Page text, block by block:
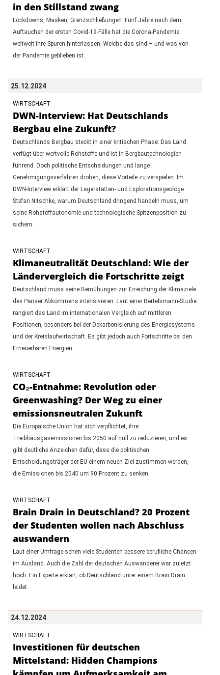
in den Stillstand zwang
Lockdowns, Masken, Grenzschließungen: Fünf Jahre nach dem
Auftauchen der ersten Covid-19-Fälle hat die Corona-Pandemie
weltweit ihre Spuren hinterlassen. Welche das sind – und was von
der Pandemie geblieben ist.
25.12.2024
WIRTSCHAFT
DWN-Interview: Hat Deutschlands
Bergbau eine Zukunft?
Deutschlands Bergbau steckt in einer kritischen Phase: Das Land
verfügt über wertvolle Rohstoffe und ist in Bergbautechnologien
führend. Doch politische Entscheidungen und lange
Genehmigungsverfahren drohen, diese Vorteile zu verspielen. Im
DWN-Interview erklärt der Lagerstätten- und Explorationsgeologe
Stefan Nitschke, warum Deutschland dringend handeln muss, um
seine Rohstoffautonomie und technologische Spitzenposition zu
sichern.
WIRTSCHAFT
Klimaneutralität Deutschland: Wie der
Ländervergleich die Fortschritte zeigt
Deutschland muss seine Bemühungen zur Erreichung der Klimaziele
des Pariser Abkommens intensivieren. Laut einer Bertelsmann-Studie
rangiert das Land im internationalen Vergleich auf mittleren
Positionen, besonders bei der Dekarbonisierung des Energiesystems
und der Kreislaufwirtschaft. Es gibt jedoch auch Fortschritte bei den
Erneuerbaren Energien.
WIRTSCHAFT
CO₂-Entnahme: Revolution oder
Greenwashing? Der Weg zu einer
emissionsneutralen Zukunft
Die Europäische Union hat sich verpflichtet, ihre
Treibhausgasemissionen bis 2050 auf null zu reduzieren, und es
gibt deutliche Anzeichen dafür, dass die politischen
Entscheidungsträger der EU einem neuen Ziel zustimmen werden,
die Emissionen bis 2040 um 90 Prozent zu senken.
WIRTSCHAFT
Brain Drain in Deutschland? 20 Prozent
der Studenten wollen nach Abschluss
auswandern
Laut einer Umfrage sehen viele Studenten bessere berufliche Chancen
im Ausland. Auch die Zahl der deutschen Auswanderer war zuletzt
hoch. Ein Experte erklärt, ob Deutschland unter einem Brain Drain
leidet.
24.12.2024
WIRTSCHAFT
Investitionen für deutschen
Mittelstand: Hidden Champions